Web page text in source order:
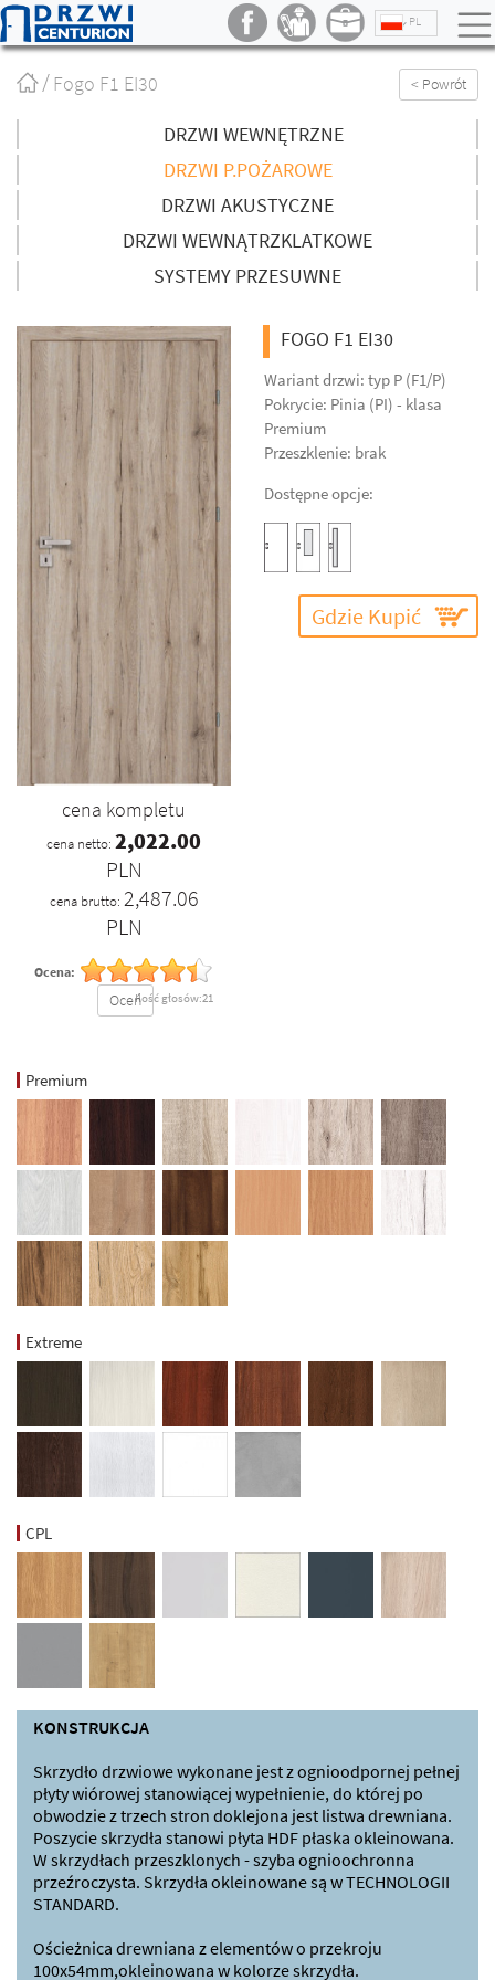
PL
StronaFogo F1 EI30 < Powrót
DRZWI WEWNĘTRZNE
DRZWI P.POŻAROWE
DRZWI AKUSTYCZNE
DRZWI WEWNĄTRZKLATKOWE
SYSTEMY PRZESUWNE
cena kompletu
cena netto: 2,022.00
PLN
cena brutto: 2,487.06
PLN
Ocena:
Ilość głosów:21
Oceń
FOGO F1 EI30
Wariant drzwi: typ P (F1/P)
Pokrycie: Pinia (PI) - klasa
Premium
Przeszklenie: brak
Dostępne opcje:
Gdzie Kupić
Premium
Extreme
CPL
KONSTRUKCJA
Skrzydło drzwiowe wykonane jest z ognioodpornej pełnej
płyty wiórowej stanowiącej wypełnienie, do której po
obwodzie z trzech stron doklejona jest listwa drewniana.
Poszycie skrzydła stanowi płyta HDF płaska okleinowana.
W skrzydłach przeszklonych - szyba ognioochronna
przeźroczysta. Skrzydła okleinowane są w TECHNOLOGII
STANDARD.
Ościeżnica drewniana z elementów o przekroju
100x54mm,okleinowana w kolorze skrzydła.